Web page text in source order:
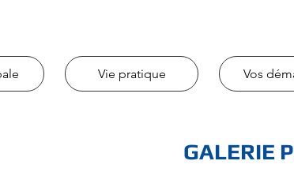
Vie pratique Vos
GALERIE